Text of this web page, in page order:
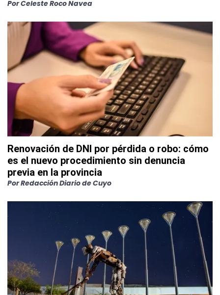
PorCeleste Roco Navea
Renovación de DNI por pérdida o robo: cómo
es el nuevo procedimiento sin denuncia
previa en la provincia
PorRedacción Diario de Cuyo